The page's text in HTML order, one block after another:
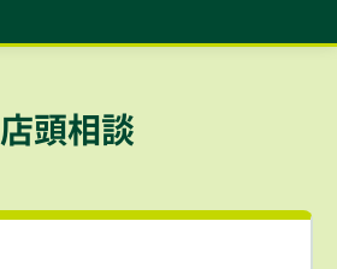
店頭相談